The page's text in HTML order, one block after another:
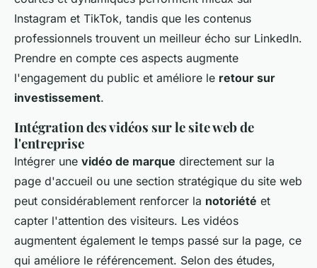
Instagram et TikTok, tandis que les contenus
professionnels trouvent un meilleur écho sur LinkedIn.
Prendre en compte ces aspects augmente
l'engagement du public et améliore le retour sur
investissement.
Intégration des vidéos sur le site web de
l'entreprise
Intégrer une vidéo de marque directement sur la
page d'accueil ou une section stratégique du site web
peut considérablement renforcer la notoriété et
capter l'attention des visiteurs. Les vidéos
augmentent également le temps passé sur la page, ce
qui améliore le référencement. Selon des études,